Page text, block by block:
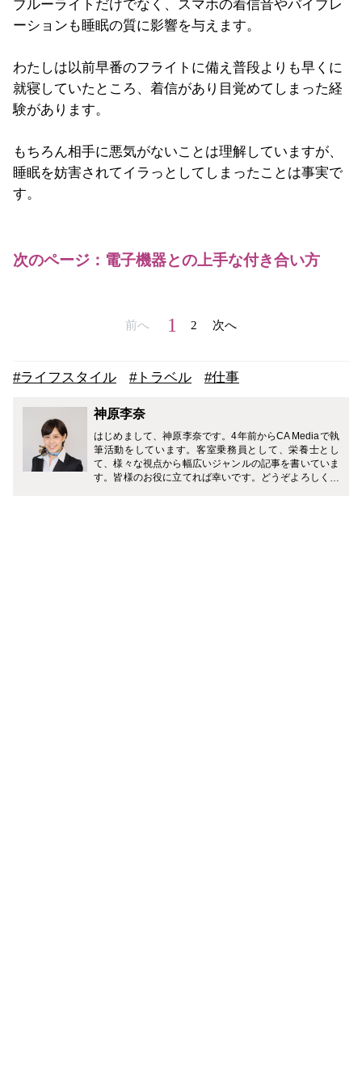
ブルーライトだけでなく、スマホの着信音やバイブレ
ーションも睡眠の質に影響を与えます。
わたしは以前早番のフライトに備え普段よりも早くに
就寝していたところ、着信があり目覚めてしまった経
験があります。
もちろん相手に悪気がないことは理解していますが、
睡眠を妨害されてイラっとしてしまったことは事実で
す。
次のページ：電子機器との上手な付き合い方
前へ 1 2 次へ
#ライフスタイル #トラベル #仕事
神原李奈
はじめまして、神原李奈です。4年前からCA Mediaで執
筆活動をしています。客室乗務員として、栄養士とし
て、様々な視点から幅広いジャンルの記事を書いていま
す。皆様のお役に立てれば幸いです。どうぞよろしくお